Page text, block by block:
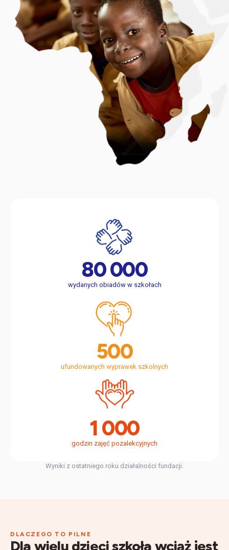
80 000
wydanych obiadów w szkołach
500
ufundowanych wyprawek szkolnych
1 000
godzin zajęć pozalekcyjnych
Wyniki z ostatniego roku działalności fundacji.
DLACZEGO TO PILNE
Dla wielu dzieci szkoła wciąż jest